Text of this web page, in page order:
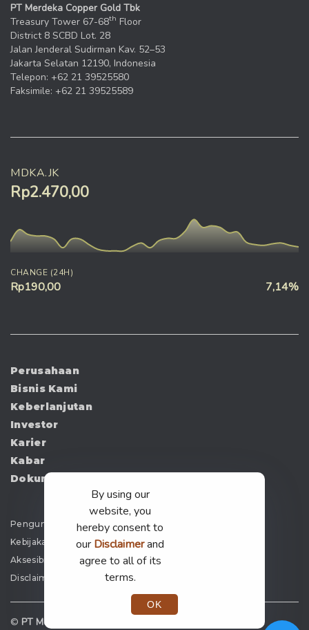
PT Merdeka Copper Gold Tbk
Treasury Tower 67-68th Floor
District 8 SCBD Lot. 28
Jalan Jenderal Sudirman Kav. 52–53
Jakarta Selatan 12190, Indonesia
Telepon: +62 21 39525580
Faksimile: +62 21 39525589
MDKA.JK
Rp2.470,00
CHANGE (24H)
Rp190,00 7,14%
Perusahaan
Bisnis Kami
Keberlanjutan
Investor
Karier
Kabar
Dokumen
Pengumuman
Kebijakan Privasi
Aksesibilitas
Disclaimer
© PT Merdeka Copper Gold Tbk —
By using our
website, you
hereby consent to
our Disclaimerand
agree to all of its
terms.
OK